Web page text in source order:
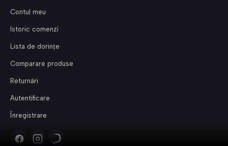
Contul meu
Istoric comenzi
Lista de dorințe
Comparare produse
Returnări
Autentificare
Înregistrare